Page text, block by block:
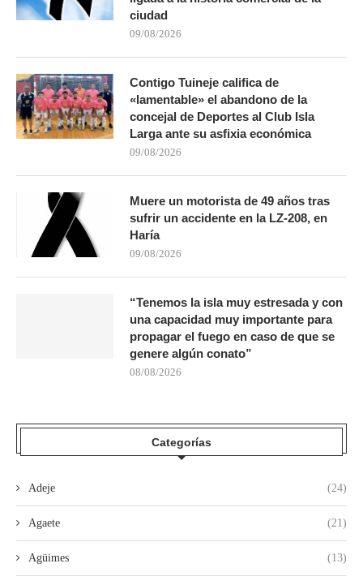
ciudad
09/08/2026
Contigo Tuineje califica de
«lamentable» el abandono de la
concejal de Deportes al Club Isla
Larga ante su asfixia económica
09/08/2026
Muere un motorista de 49 años tras
sufrir un accidente en la LZ-208, en
Haría
09/08/2026
“Tenemos la isla muy estresada y con
una capacidad muy importante para
propagar el fuego en caso de que se
genere algún conato”
08/08/2026
Categorías
Adeje (24)
Agaete (21)
Agüimes (13)